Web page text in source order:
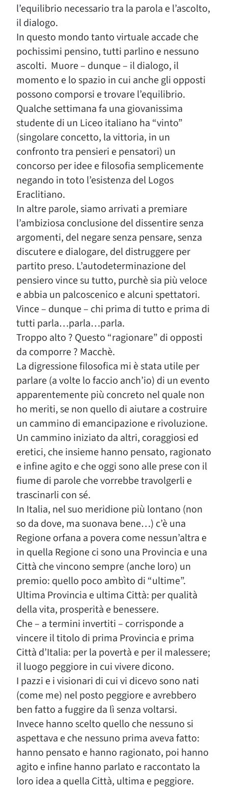
l’equilibrio necessario tra la parola e l’ascolto,
il dialogo.
In questo mondo tanto virtuale accade che
pochissimi pensino, tutti parlino e nessuno
ascolti. Muore – dunque – il dialogo, il
momento e lo spazio in cui anche gli opposti
possono comporsi e trovare l’equilibrio.
Qualche settimana fa una giovanissima
studente di un Liceo italiano ha “vinto”
(singolare concetto, la vittoria, in un
confronto tra pensieri e pensatori) un
concorso per idee e filosofia semplicemente
negando in toto l’esistenza del Logos
Eraclitiano.
In altre parole, siamo arrivati a premiare
l’ambiziosa conclusione del dissentire senza
argomenti, del negare senza pensare, senza
discutere e dialogare, del distruggere per
partito preso. L’autodeterminazione del
pensiero vince su tutto, purchè sia più veloce
e abbia un palcoscenico e alcuni spettatori.
Vince – dunque – chi prima di tutto e prima di
tutti parla…parla…parla.
Troppo alto ? Questo “ragionare” di opposti
da comporre ? Macchè.
La digressione filosofica mi è stata utile per
parlare (a volte lo faccio anch’io) di un evento
apparentemente più concreto nel quale non
ho meriti, se non quello di aiutare a costruire
un cammino di emancipazione e rivoluzione.
Un cammino iniziato da altri, coraggiosi ed
eretici, che insieme hanno pensato, ragionato
e infine agito e che oggi sono alle prese con il
fiume di parole che vorrebbe travolgerli e
trascinarli con sé.
In Italia, nel suo meridione più lontano (non
so da dove, ma suonava bene…) c’è una
Regione orfana a povera come nessun’altra e
in quella Regione ci sono una Provincia e una
Città che vincono sempre (anche loro) un
premio: quello poco ambìto di “ultime”.
Ultima Provincia e ultima Città: per qualità
della vita, prosperità e benessere.
Che – a termini invertiti – corrisponde a
vincere il titolo di prima Provincia e prima
Città d’Italia: per la povertà e per il malessere;
il luogo peggiore in cui vivere dicono.
I pazzi e i visionari di cui vi dicevo sono nati
(come me) nel posto peggiore e avrebbero
ben fatto a fuggire da lì senza voltarsi.
Invece hanno scelto quello che nessuno si
aspettava e che nessuno prima aveva fatto:
hanno pensato e hanno ragionato, poi hanno
agito e infine hanno parlato e raccontato la
loro idea a quella Città, ultima e peggiore.